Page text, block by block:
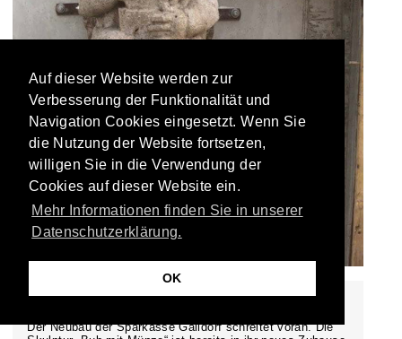
Auf dieser Website werden zur
Verbesserung der Funktionalität und
Navigation Cookies eingesetzt. Wenn Sie
die Nutzung der Website fortsetzen,
willigen Sie in die Verwendung der
Cookies auf dieser Website ein.
Mehr Informationen finden Sie in unserer
Datenschutzerklärung.
OK
28.02.2024 SPARKASSE GAILDORF
Der Neubau der Sparkasse Gaildorf schreitet voran. Die